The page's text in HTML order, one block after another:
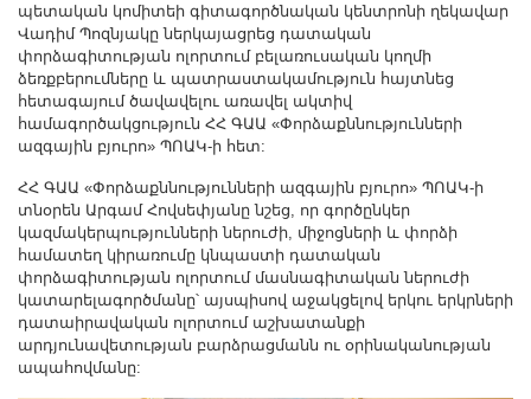
պետական կոմիտեի գիտագործնական կենտրոնի ղեկավար
Վադիմ Պոզնյակը ներկայացրեց դատական
փորձագիտության ոլորտում բելառուսական կողմի
ձեռքբերումները և պատրաստակամություն հայտնեց
հետագայում ծավավելու առավել ակտիվ
համագործակցություն ՀՀ ԳԱԱ «Փորձաքննությունների
ազգային բյուրո» ՊՈԱԿ-ի հետ:
ՀՀ ԳԱԱ «Փորձաքննությունների ազգային բյուրո» ՊՈԱԿ-ի
տնօրեն Արգամ Հովսեփյանը նշեց, որ գործընկեր
կազմակերպությունների ներուժի, միջոցների և փորձի
համատեղ կիրառումը կնպաստի դատական
փորձագիտության ոլորտում մասնագիտական ներուժի
կատարելագործմանը՝ այսպիսով աջակցելով երկու երկրների
դատաիրավական ոլորտում աշխատանքի
արդյունավետության բարձրացմանն ու օրինականության
ապահովմանը: